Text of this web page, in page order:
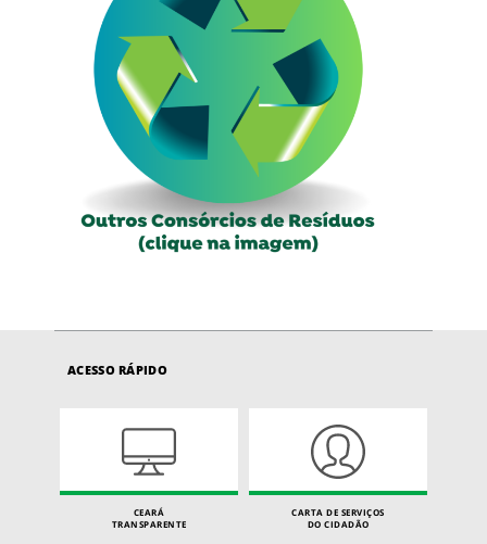
ACESSO RÁPIDO
CEARÁ
TRANSPARENTE
CARTA DE SERVIÇOS
DO CIDADÃO